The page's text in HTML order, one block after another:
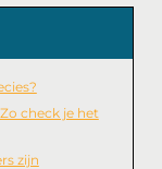
check je het
zijn